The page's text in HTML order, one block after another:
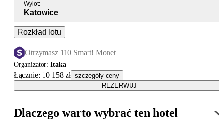
Wylot:
Katowice
Rozkład lotu
Otrzymasz 110 Smart! Monet
Organizator: Itaka
Łącznie: 10 158 zł szczegóły ceny
REZERWUJ
Dlaczego warto wybrać ten hotel